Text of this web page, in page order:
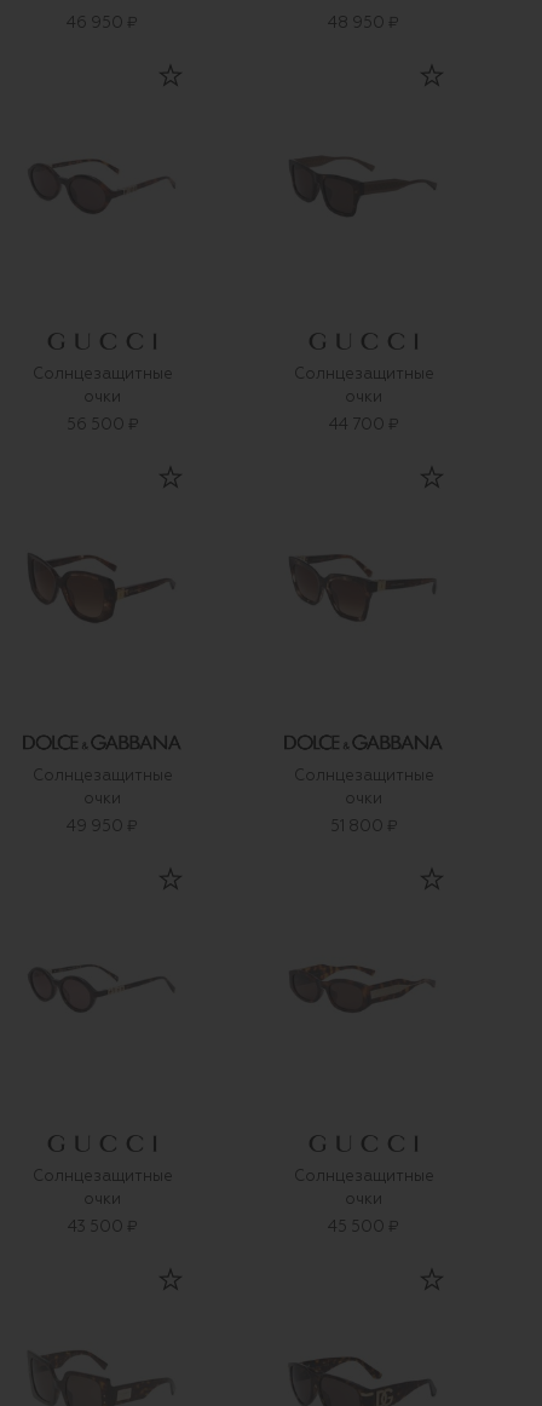
46 950 ₽
48 950 ₽
Солнцезащитные
очки
56 500 ₽
Солнцезащитные
очки
44 700 ₽
Солнцезащитные
очки
49 950 ₽
Солнцезащитные
очки
51 800 ₽
Солнцезащитные
очки
43 500 ₽
Солнцезащитные
очки
45 500 ₽